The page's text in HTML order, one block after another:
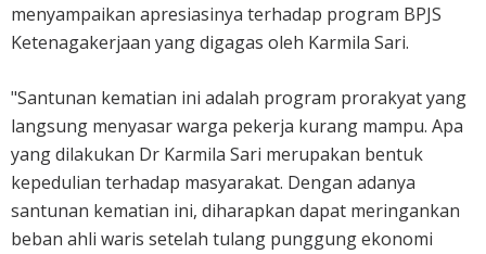
menyampaikan apresiasinya terhadap program BPJS
Ketenagakerjaan yang digagas oleh Karmila Sari.
"Santunan kematian ini adalah program prorakyat yang
langsung menyasar warga pekerja kurang mampu. Apa
yang dilakukan Dr Karmila Sari merupakan bentuk
kepedulian terhadap masyarakat. Dengan adanya
santunan kematian ini, diharapkan dapat meringankan
beban ahli waris setelah tulang punggung ekonomi